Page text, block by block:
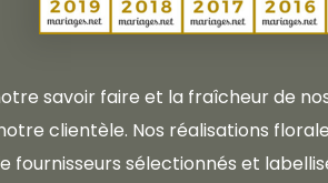
savoir faire et la fraîcheur de
clientèle. Nos réalisations
fournisseurs sélectionnés et